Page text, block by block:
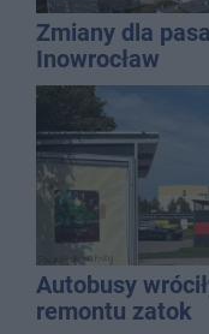
Zmiany dla
Inowrocław
Autobusy
remontu zatok